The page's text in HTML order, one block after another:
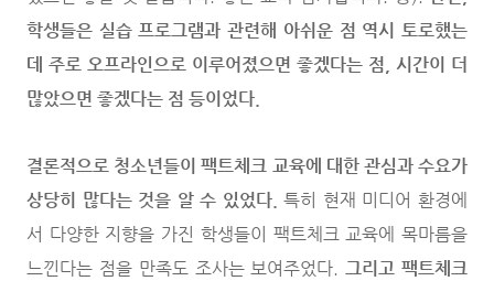
학생들은 실습 프로그램과 관련해 아쉬운 점 역시 토로했는
데 주로 오프라인으로 이루어졌으면 좋겠다는 점, 시간이 더
많았으면 좋겠다는 점 등이었다.
결론적으로 청소년들이 팩트체크 교육에 대한 관심과 수요가
상당히 많다는 것을 알 수 있었다. 특히 현재 미디어 환경에
서 다양한 지향을 가진 학생들이 팩트체크 교육에 목마름을
느낀다는 점을 만족도 조사는 보여주었다.그리고 팩트체크